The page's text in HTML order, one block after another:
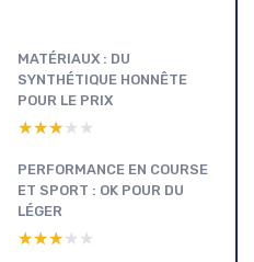
MATÉRIAUX : DU
SYNTHÉTIQUE HONNÊTE
POUR LE PRIX
★★★★★
★★★★★
PERFORMANCE EN COURSE
ET SPORT : OK POUR DU
LÉGER
★★★★★
★★★★★